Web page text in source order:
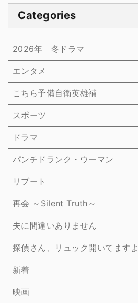
Categories
2026年 冬ドラマ
エンタメ
こちら予備自衛英雄補
スポーツ
ドラマ
パンチドランク・ウーマン
リブート
再会 ～Silent Truth～
夫に間違いありません
探偵さん、リュック開いてますよ
新着
映画